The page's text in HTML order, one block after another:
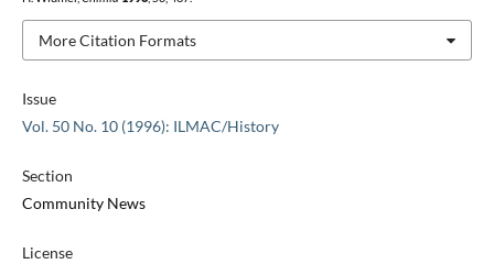
Issue
Vol. 50 No. 10 (1996): ILMAC/History
Section
Community News
License
More Citation Formats